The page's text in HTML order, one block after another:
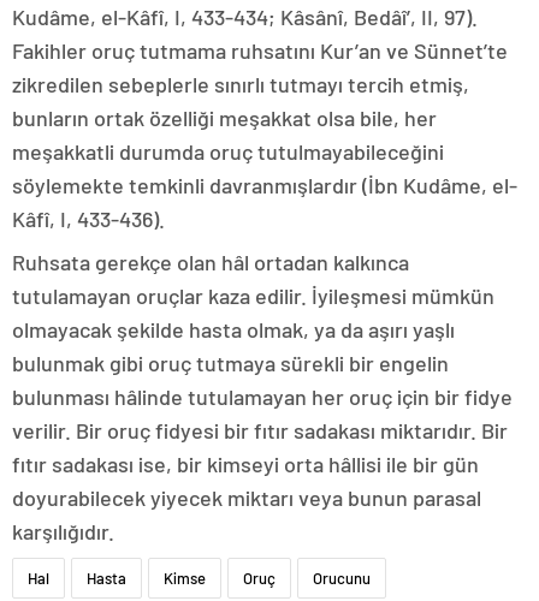
Kudâme, el-Kâfî, I, 433-434; Kâsânî, Bedâî’, II, 97).
Fakihler oruç tutmama ruhsatını Kur’an ve Sünnet’te
zikredilen sebeplerle sınırlı tutmayı tercih etmiş,
bunların ortak özelliği meşakkat olsa bile, her
meşakkatli durumda oruç tutulmayabileceğini
söylemekte temkinli davranmışlardır (İbn Kudâme, el-
Kâfî, I, 433-436).
Ruhsata gerekçe olan hâl ortadan kalkınca
tutulamayan oruçlar kaza edilir. İyileşmesi mümkün
olmayacak şekilde hasta olmak, ya da aşırı yaşlı
bulunmak gibi oruç tutmaya sürekli bir engelin
bulunması hâlinde tutulamayan her oruç için bir fidye
verilir. Bir oruç fidyesi bir fıtır sadakası miktarıdır. Bir
fıtır sadakası ise, bir kimseyi orta hâllisi ile bir gün
doyurabilecek yiyecek miktarı veya bunun parasal
karşılığıdır.
Hal Hasta Kimse Oruç Orucunu